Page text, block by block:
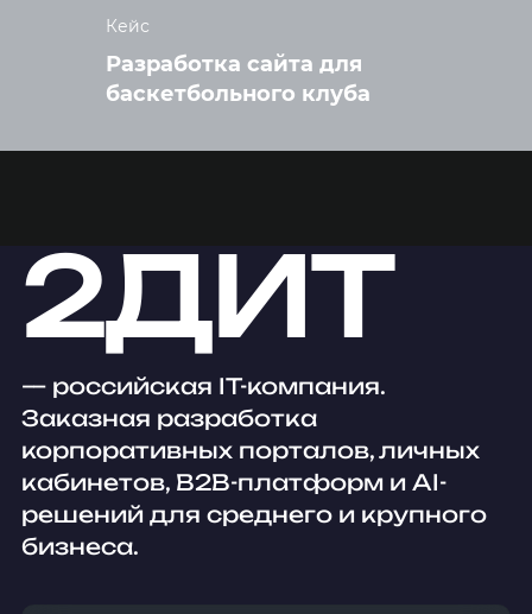
Кейс
Разработка сайта для
баскетбольного клуба
2ДИТ
— российская IT-компания.
Заказная разработка
корпоративных порталов, личных
кабинетов, B2B-платформ и AI-
решений для среднего и крупного
бизнеса.